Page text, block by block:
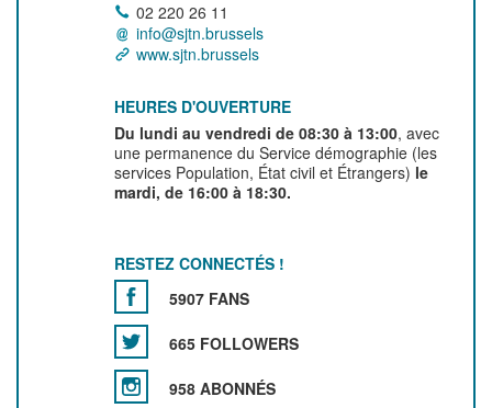
02 220 26 11
info@sjtn.brussels
www.sjtn.brussels
HEURES D'OUVERTURE
Du lundi au vendredi de 08:30 à 13:00, avec
une permanence du Service démographie (les
services Population, État civil et Étrangers) le
mardi, de 16:00 à 18:30.
RESTEZ CONNECTÉS !
5907 FANS
665 FOLLOWERS
958 ABONNÉS